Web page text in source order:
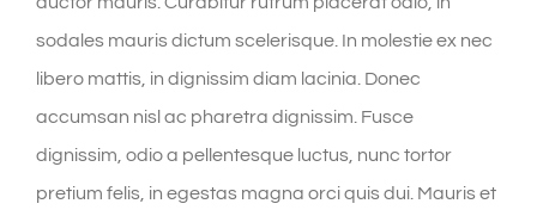
sodales mauris dictum scelerisque. In molestie ex nec
libero mattis, in dignissim diam lacinia. Donec
accumsan nisl ac pharetra dignissim. Fusce
dignissim, odio a pellentesque luctus, nunc tortor
pretium felis, in egestas magna orci quis dui. Mauris et